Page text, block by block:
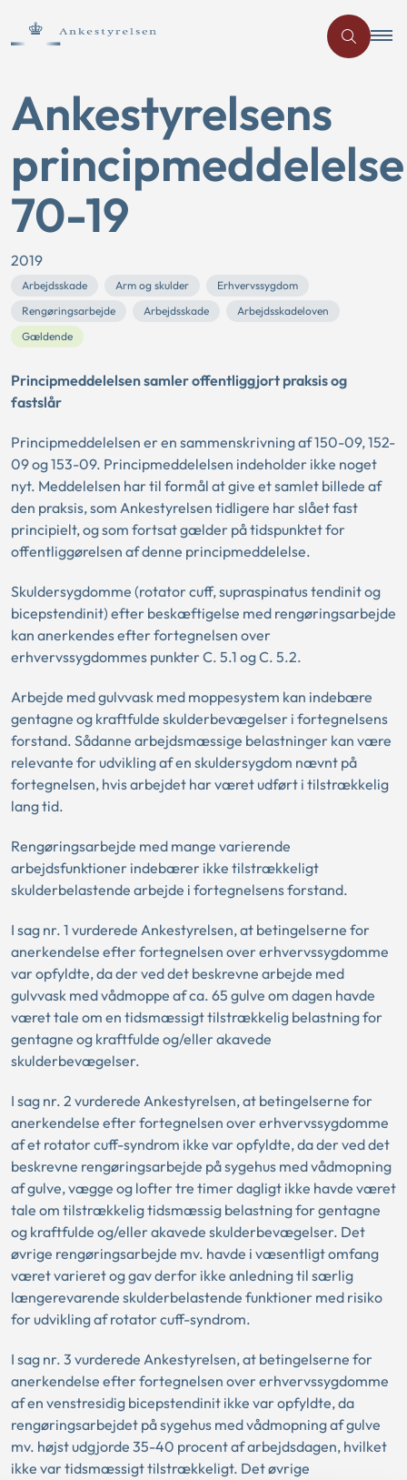
Ankestyrelsens
principmeddelelse
70-19
2019
Arbejdsskade Arm og skulder
Erhvervssygdom
Rengøringsarbejde
Arbejdsskade
Arbejdsskadeloven
Gældende
Principmeddelelsen samler offentliggjort praksis og
fastslår
Principmeddelelsen er en sammenskrivning af 150-09, 152-
09 og 153-09. Principmeddelelsen indeholder ikke noget
nyt. Meddelelsen har til formål at give et samlet billede af
den praksis, som Ankestyrelsen tidligere har slået fast
principielt, og som fortsat gælder på tidspunktet for
offentliggørelsen af denne principmeddelelse.
Skuldersygdomme (rotator cuff, supraspinatus tendinit og
bicepstendinit) efter beskæftigelse med rengøringsarbejde
kan anerkendes efter fortegnelsen over
erhvervssygdommes punkter C. 5.1 og C. 5.2.
Arbejde med gulvvask med moppesystem kan indebære
gentagne og kraftfulde skulderbevægelser i fortegnelsens
forstand. Sådanne arbejdsmæssige belastninger kan være
relevante for udvikling af en skuldersygdom nævnt på
fortegnelsen, hvis arbejdet har været udført i tilstrækkelig
lang tid.
Rengøringsarbejde med mange varierende
arbejdsfunktioner indebærer ikke tilstrækkeligt
skulderbelastende arbejde i fortegnelsens forstand.
I sag nr. 1 vurderede Ankestyrelsen, at betingelserne for
anerkendelse efter fortegnelsen over erhvervssygdomme
var opfyldte, da der ved det beskrevne arbejde med
gulvvask med vådmoppe af ca. 65 gulve om dagen havde
været tale om en tidsmæssigt tilstrækkelig belastning for
gentagne og kraftfulde og/eller akavede
skulderbevægelser.
I sag nr. 2 vurderede Ankestyrelsen, at betingelserne for
anerkendelse efter fortegnelsen over erhvervssygdomme
af et rotator cuff-syndrom ikke var opfyldte, da der ved det
beskrevne rengøringsarbejde på sygehus med vådmopning
af gulve, vægge og lofter tre timer dagligt ikke havde været
tale om tilstrækkelig tidsmæssig belastning for gentagne
og kraftfulde og/eller akavede skulderbevægelser. Det
øvrige rengøringsarbejde mv. havde i væsentligt omfang
været varieret og gav derfor ikke anledning til særlig
længerevarende skulderbelastende funktioner med risiko
for udvikling af rotator cuff-syndrom.
I sag nr. 3 vurderede Ankestyrelsen, at betingelserne for
anerkendelse efter fortegnelsen over erhvervssygdomme
af en venstresidig bicepstendinit ikke var opfyldte, da
rengøringsarbejdet på sygehus med vådmopning af gulve
mv. højst udgjorde 35-40 procent af arbejdsdagen, hvilket
ikke var tidsmæssigt tilstrækkeligt. Det øvrige